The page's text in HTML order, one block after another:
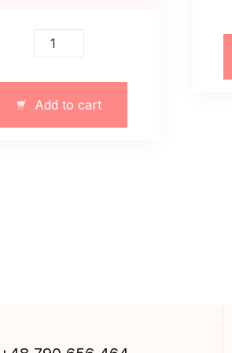
Sukienka
quantity
Add to cart